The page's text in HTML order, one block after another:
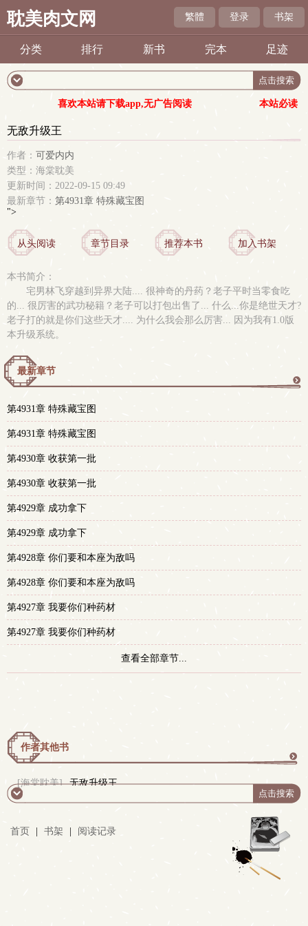
耽美肉文网 繁體 登录 书架
分类 排行 新书 完本 足迹
喜欢本站请下载app,无广告阅读 本站必读
无敌升级王
作者： 可爱内内
类型：海棠耽美
更新时间：2022-09-15 09:49
最新章节： 第4931章 特殊藏宝图
">
从头阅读 章节目录 推荐本书 加入书架
本书简介：
宅男林飞穿越到异界大陆.... 很神奇的丹药？老子平时当零食吃
的... 很厉害的武功秘籍？老子可以打包出售了... 什么...你是绝世天才?
老子打的就是你们这些天才.... 为什么我会那么厉害... 因为我有1.0版
本升级系统。
最新章节
第4931章 特殊藏宝图
第4931章 特殊藏宝图
第4930章 收获第一批
第4930章 收获第一批
第4929章 成功拿下
第4929章 成功拿下
第4928章 你们要和本座为敌吗
第4928章 你们要和本座为敌吗
第4927章 我要你们种药材
第4927章 我要你们种药材
查看全部章节...
作者其他书
多
[海棠耽美] 无敌升级王
首页 书架 阅读记录